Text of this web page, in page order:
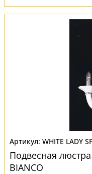
WHITE LADY
Подвесная люстра
BIANCO